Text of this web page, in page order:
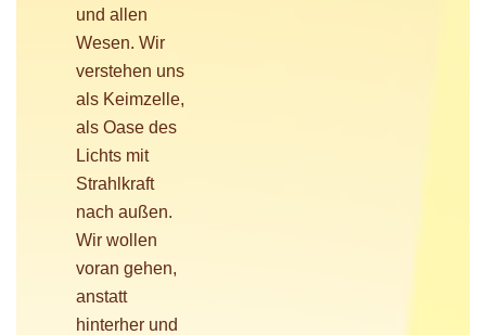
und allen
Wesen. Wir
verstehen uns
als Keimzelle,
als Oase des
Lichts mit
Strahlkraft
nach außen.
Wir wollen
voran gehen,
anstatt
hinterher und